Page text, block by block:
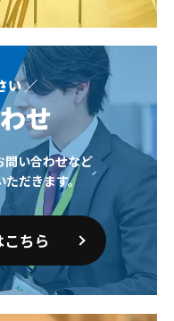
い ／
せ
問い合わせなど
だきます。
ちら